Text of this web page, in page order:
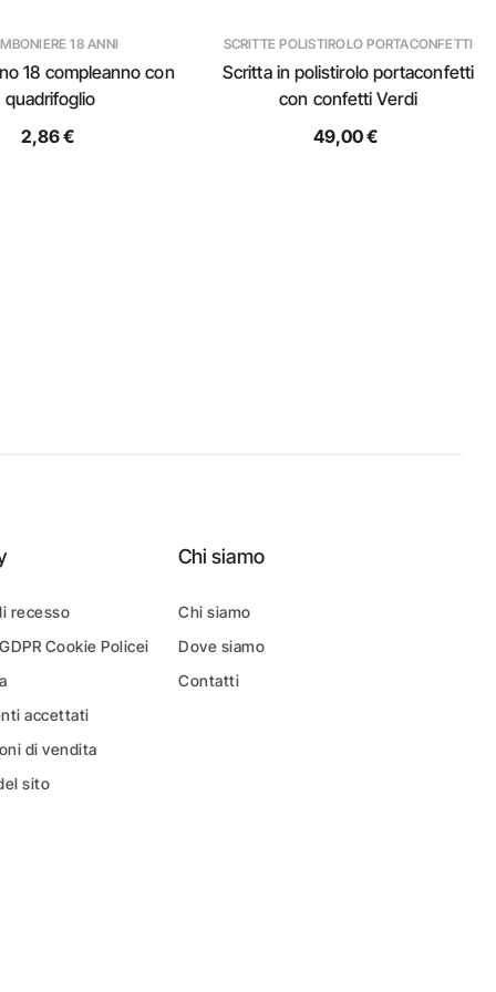
18 ANNI
18 compleanno con
quadrifoglio
2,86 €
SCRITTE POLISTIROLO PORTACONFETTI
Scritta in polistirolo portaconfetti
con confetti Verdi
49,00 €
recesso
Cookie Policei
accettati
di vendita
sito
Chi siamo
Chi siamo
Dove siamo
Contatti